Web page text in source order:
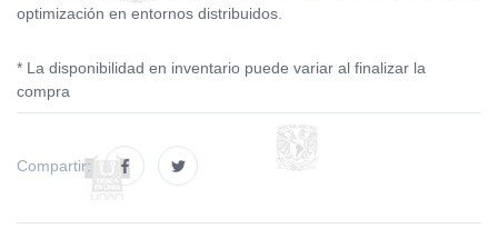
optimización en entornos distribuidos.
* La disponibilidad en inventario puede variar al finalizar la
compra
Compartir: